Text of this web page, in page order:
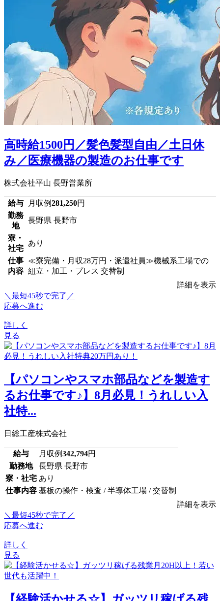
高時給1500円／髪色髪型自由／土日休
み／医療機器の製造のお仕事です
株式会社平山 長野営業所
給与 月収例281,250円
勤務
地
長野県 長野市
寮・
社宅
あり
仕事
内容
≪寮完備・月収28万円・派遣社員≫機械系工場での
組立・加工・プレス 交替制
詳細を表示
＼最短45秒で完了／
応募へ進む
詳しく
見る
【パソコンやスマホ部品などを製造す
るお仕事です♪】8月必見！うれしい入
社特...
日総工産株式会社
給与 月収例342,794円
勤務地
長野県 長野市
寮・社宅 あり
仕事内容 基板の操作・検査 / 半導体工場 / 交替制
詳細を表示
＼最短45秒で完了／
応募へ進む
詳しく
見る